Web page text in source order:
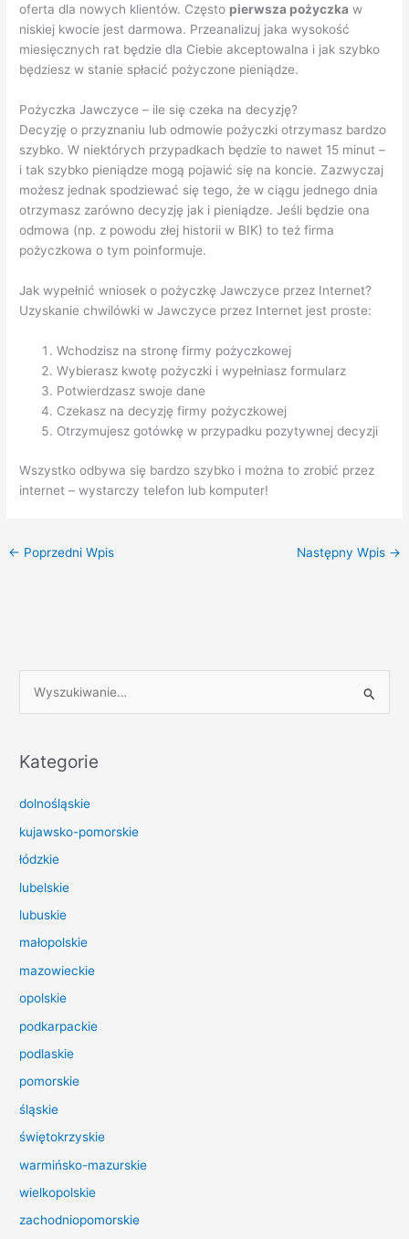
oferta dla nowych klientów. Często pierwsza pożyczka w
niskiej kwocie jest darmowa. Przeanalizuj jaka wysokość
miesięcznych rat będzie dla Ciebie akceptowalna i jak szybko
będziesz w stanie spłacić pożyczone pieniądze.
Pożyczka Jawczyce – ile się czeka na decyzję?
Decyzję o przyznaniu lub odmowie pożyczki otrzymasz bardzo
szybko. W niektórych przypadkach będzie to nawet 15 minut –
i tak szybko pieniądze mogą pojawić się na koncie. Zazwyczaj
możesz jednak spodziewać się tego, że w ciągu jednego dnia
otrzymasz zarówno decyzję jak i pieniądze. Jeśli będzie ona
odmowa (np. z powodu złej historii w BIK) to też firma
pożyczkowa o tym poinformuje.
Jak wypełnić wniosek o pożyczkę Jawczyce przez Internet?
Uzyskanie chwilówki w Jawczyce przez Internet jest proste:
Wchodzisz na stronę firmy pożyczkowej
Wybierasz kwotę pożyczki i wypełniasz formularz
Potwierdzasz swoje dane
Czekasz na decyzję firmy pożyczkowej
Otrzymujesz gotówkę w przypadku pozytywnej decyzji
Wszystko odbywa się bardzo szybko i można to zrobić przez
internet – wystarczy telefon lub komputer!
← Poprzedni Wpis Następny Wpis →
k
j
d
l
Kategorie
dolnośląskie
kujawsko-pomorskie
łódzkie
lubelskie
lubuskie
małopolskie
mazowieckie
opolskie
podkarpackie
podlaskie
pomorskie
śląskie
świętokrzyskie
warmińsko-mazurskie
wielkopolskie
zachodniopomorskie